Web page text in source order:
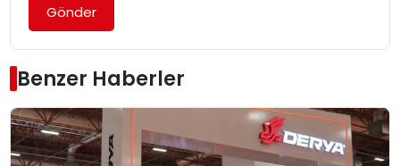
Gönder
Benzer Haberler